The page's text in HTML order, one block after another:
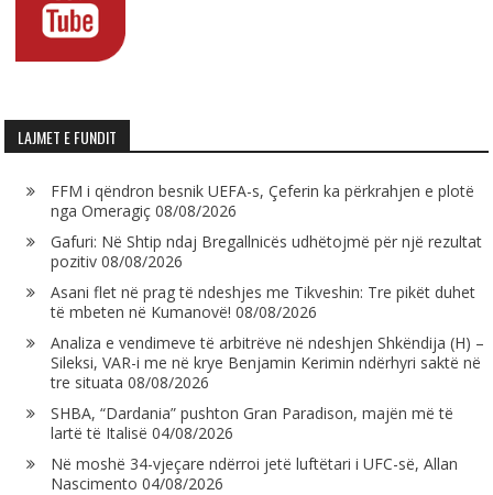
LAJMET E FUNDIT
FFM i qëndron besnik UEFA-s, Çeferin ka përkrahjen e plotë
nga Omeragiç 08/08/2026
Gafuri: Në Shtip ndaj Bregallnicës udhëtojmë për një rezultat
pozitiv 08/08/2026
Asani flet në prag të ndeshjes me Tikveshin: Tre pikët duhet
të mbeten në Kumanovë! 08/08/2026
Analiza e vendimeve të arbitrëve në ndeshjen Shkëndija (H) –
Sileksi, VAR-i me në krye Benjamin Kerimin ndërhyri saktë në
tre situata 08/08/2026
SHBA, “Dardania” pushton Gran Paradison, majën më të
lartë të Italisë 04/08/2026
Në moshë 34-vjeçare ndërroi jetë luftëtari i UFC-së, Allan
Nascimento 04/08/2026